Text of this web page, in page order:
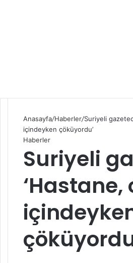
Anasayfa/Haberler/Suriyeli
içindeyken çöküyordu’
Haberler
Suriyeli